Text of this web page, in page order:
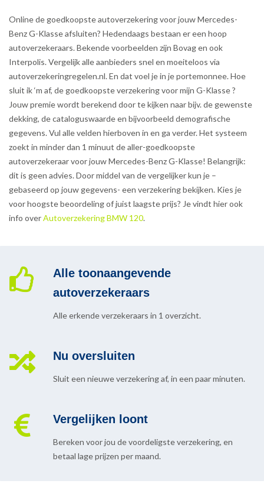
Online de goedkoopste autoverzekering voor jouw Mercedes-
Benz G-Klasse afsluiten? Hedendaags bestaan er een hoop
autoverzekeraars. Bekende voorbeelden zijn Bovag en ook
Interpolis. Vergelijk alle aanbieders snel en moeiteloos via
autoverzekeringregelen.nl. En dat voel je in je portemonnee. Hoe
sluit ik ‘m af, de goedkoopste verzekering voor mijn G-Klasse ?
Jouw premie wordt berekend door te kijken naar bijv. de gewenste
dekking, de cataloguswaarde en bijvoorbeeld demografische
gegevens. Vul alle velden hierboven in en ga verder. Het systeem
zoekt in minder dan 1 minuut de aller-goedkoopste
autoverzekeraar voor jouw Mercedes-Benz G-Klasse! Belangrijk:
dit is geen advies. Door middel van de vergelijker kun je –
gebaseerd op jouw gegevens- een verzekering bekijken. Kies je
voor hoogste beoordeling of juist laagste prijs? Je vindt hier ook
info overAutoverzekering BMW 120.
Alle toonaangevende
autoverzekeraars
Alle erkende verzekeraars in 1 overzicht.
Nu oversluiten
Sluit een nieuwe verzekering af, in een paar minuten.
Vergelijken loont
Bereken voor jou de voordeligste verzekering, en
betaal lage prijzen per maand.